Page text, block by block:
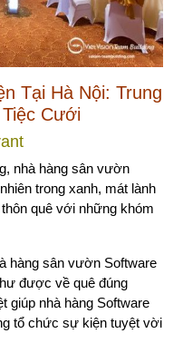
Tại Hà Nội: Trung
Cưới
nhà hàng sân vườn
trong xanh, mát lành
quê với những khóm
hàng sân vườn Software
được về quê đúng
giúp nhà hàng Software
tổ chức sự kiện tuyệt vời